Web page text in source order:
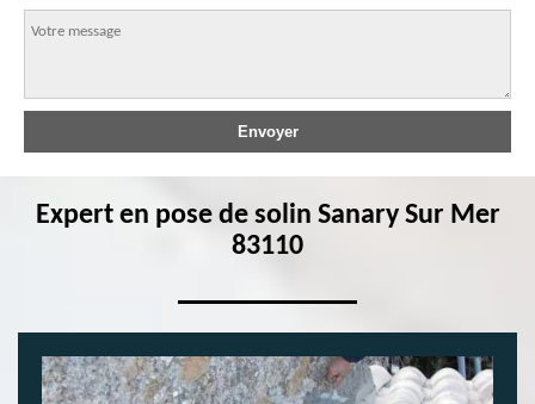
Expert en pose de solin Sanary Sur Mer
83110